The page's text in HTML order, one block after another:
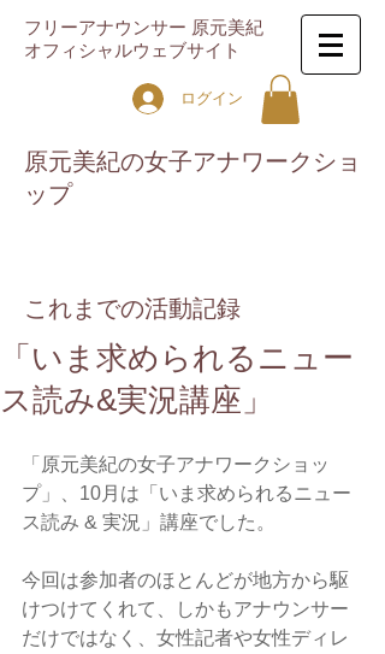
フリーアナウンサー 原元美紀
オフィシャルウェブサイト
ログイン
原元美紀の女子アナワークショ
ップ
これまでの活動記録
「いま求められるニュー
ス読み&実況講座」
「原元美紀の女子アナワークショッ
プ」、10月は「いま求められるニュー
ス読み & 実況」講座でした。
今回は参加者のほとんどが地方から駆
けつけてくれて、しかもアナウンサー
だけではなく、女性記者や女性ディレ